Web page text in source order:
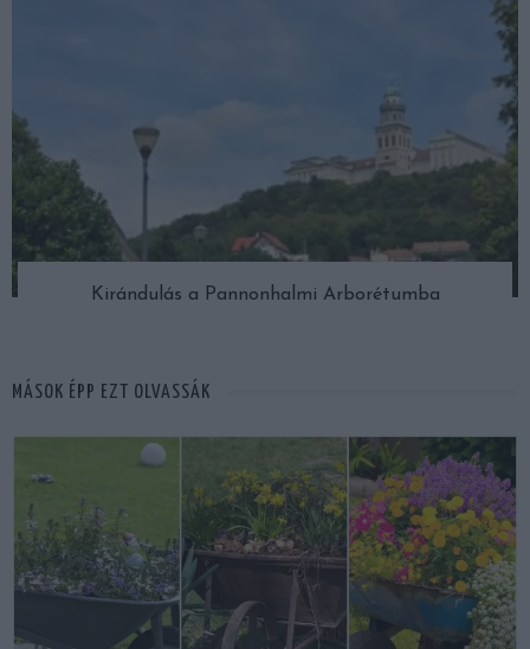
Kirándulás a Pannonhalmi Arborétumba
MÁSOK ÉPP EZT OLVASSÁK